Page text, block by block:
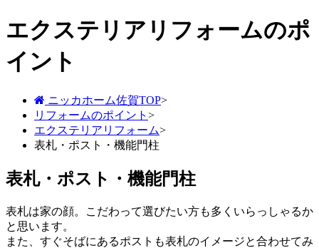
エクステリアリフォームのポ
イント
ニッカホーム佐賀TOP>
リフォームのポイント >
エクステリアリフォーム>
表札・ポスト・機能門柱
表札・ポスト・機能門柱
表札は家の顔。こだわって選びたい方も多くいらっしゃるか
と思います。
また、すぐそばにあるポストも表札のイメージと合わせてみ